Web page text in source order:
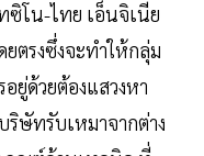
โน-ไทย เอ็นจิเนีย
ตรงซึ่งจะทำให้กลุ่ม
ยู่ด้วยต้องแสวงหา
ริษัทรับเหมาจากต่าง